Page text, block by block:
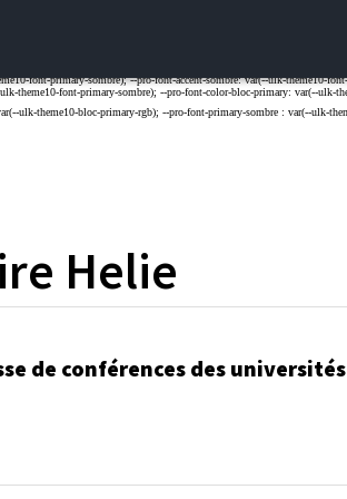
Helie
de conférences des universités